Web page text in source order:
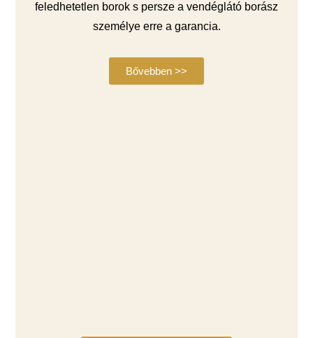
feledhetetlen borok s persze a vendéglátó borász
személye erre a garancia.
Bővebben >>